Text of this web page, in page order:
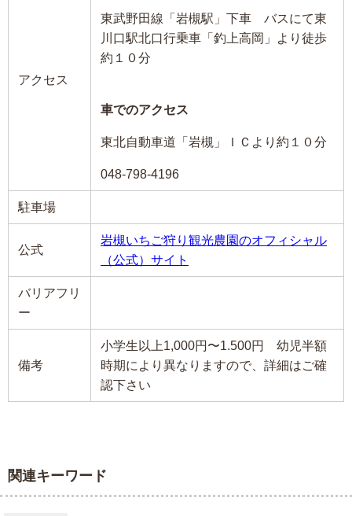
アクセス
東武野田線「岩槻駅」下車 バスにて東
川口駅北口行乗車「釣上高岡」より徒歩
約１０分
車でのアクセス
東北自動車道「岩槻」ＩＣより約１０分
048-798-4196
駐車場
公式
岩槻いちご狩り観光農園のオフィシャル
（公式）サイト
バリアフリ
ー
備考
小学生以上1,000円〜1.500円 幼児半額
時期により異なりますので、詳細はご確
認下さい
関連キーワード